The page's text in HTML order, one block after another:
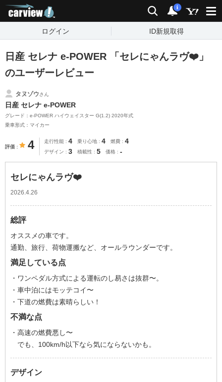
検索 通知
i
ログイン ID新規取得
日産 セレナ e-POWER 「セレにゃんラヴ❤️」
のユーザーレビュー
タヌゾウさん
日産 セレナ e-POWER
グレード：e-POWER ハイウェイスター G(1.2) 2020年式
乗車形式：マイカー
評価 4 走行性能 4 乗り心地 4 燃費 4
デザイン 3 積載性 5 価格 -
セレにゃんラヴ❤️
2026.4.26
総評
オススメの車です。
通勤、旅行、荷物運搬など、オールラウンダーです。
満足している点
・ワンペダル方式による運転のし易さは抜群〜。
・車中泊にはモッテコイ〜
・下道の燃費は素晴らしい！
不満な点
・高速の燃費悪し〜
でも、100km/h以下なら気にならないかも。
デザイン